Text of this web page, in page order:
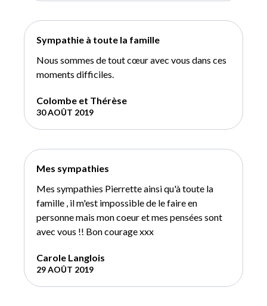
Sympathie à toute la famille
Nous sommes de tout cœur avec vous dans ces
moments difficiles.
Colombe et Thérèse
30 AOÛT 2019
Mes sympathies
Mes sympathies Pierrette ainsi qu'à toute la
famille , il m'est impossible de le faire en
personne mais mon coeur et mes pensées sont
avec vous !! Bon courage xxx
Carole Langlois
29 AOÛT 2019